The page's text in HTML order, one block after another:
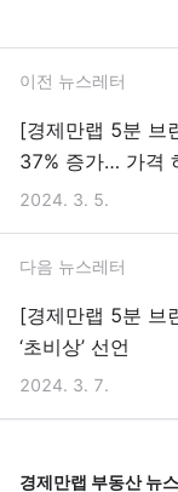
이전 뉴스레터
[경제만랩 5분 브
37% 증가… 가격
2024. 3. 5.
다음 뉴스레터
[경제만랩 5분 브
‘초비상’ 선언
2024. 3. 7.
경제만랩 부동산 뉴